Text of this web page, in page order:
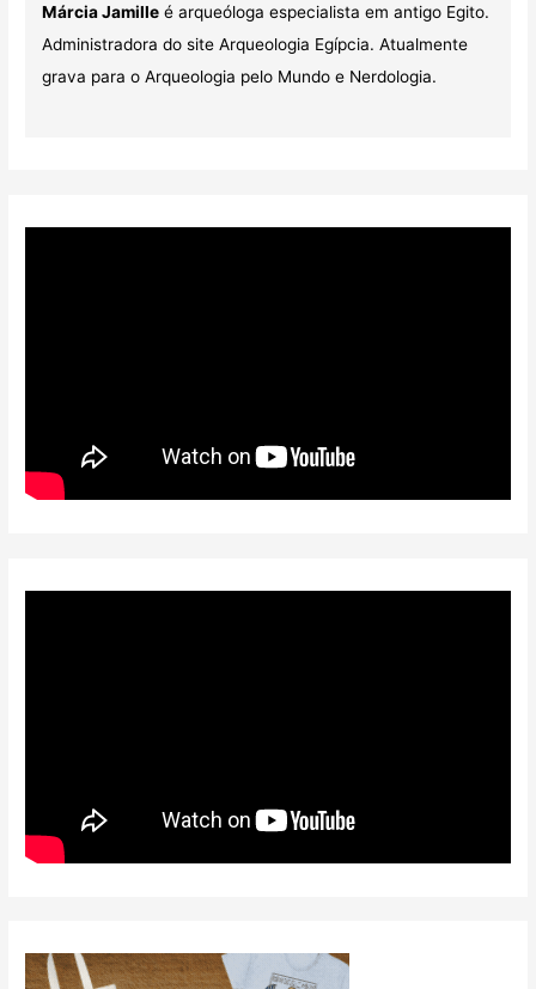
Márcia Jamilleé arqueóloga especialista em antigo Egito.
Administradora do site Arqueologia Egípcia. Atualmente
grava para o Arqueologia pelo Mundo e Nerdologia.